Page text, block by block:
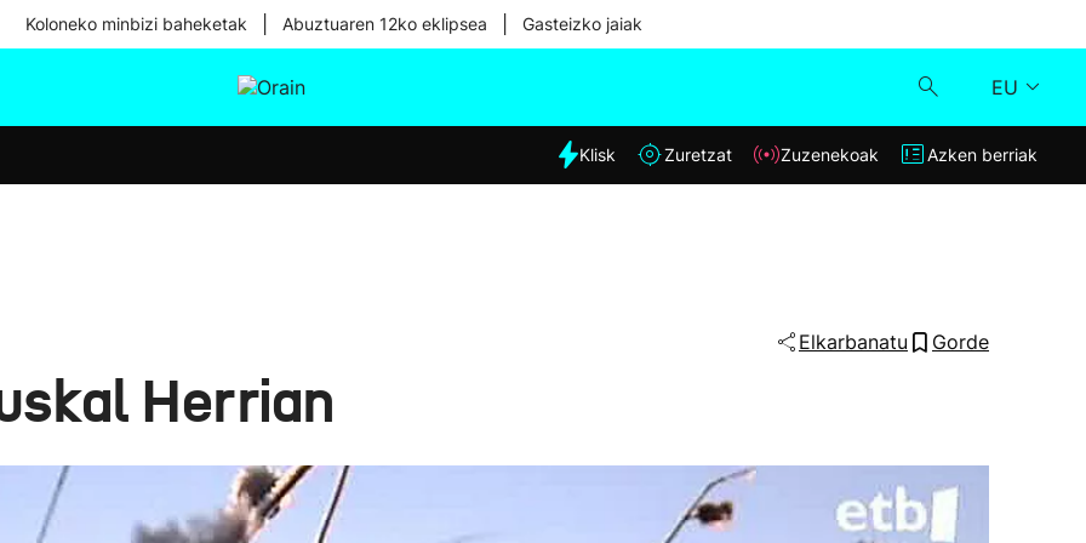
Koloneko minbizi baheketak Abuztuaren 12ko eklipsea Gasteizko jaiak
EU
Eguraldia
Klisk
Klisk Zuretzat Zuzenekoak Azken berriak
Elkarbanatu Gorde
Herrian